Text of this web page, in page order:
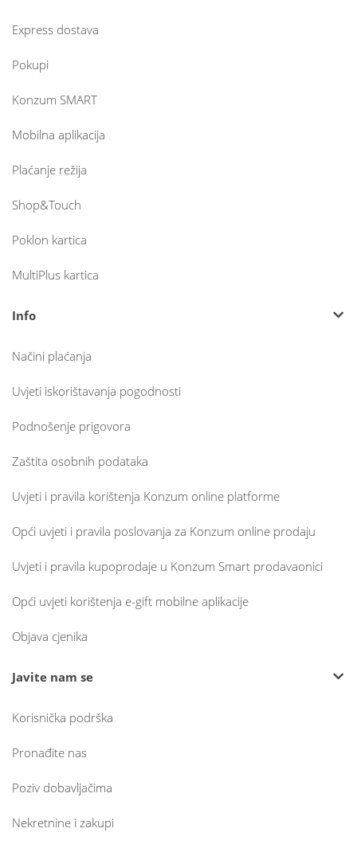
Express dostava
Pokupi
Konzum SMART
Mobilna aplikacija
Plaćanje režija
Shop&Touch
Poklon kartica
MultiPlus kartica
Info
Načini plaćanja
Uvjeti iskorištavanja pogodnosti
Podnošenje prigovora
Zaštita osobnih podataka
Uvjeti i pravila korištenja Konzum online platforme
Opći uvjeti i pravila poslovanja za Konzum online prodaju
Uvjeti i pravila kupoprodaje u Konzum Smart prodavaonici
Opći uvjeti korištenja e-gift mobilne aplikacije
Objava cjenika
Javite nam se
Korisnička podrška
Pronađite nas
Poziv dobavljačima
Nekretnine i zakupi